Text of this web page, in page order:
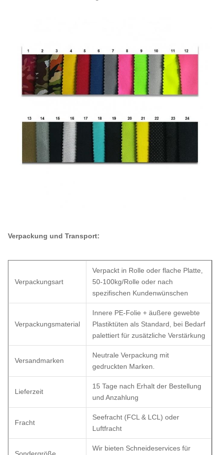
Verpackung und Transport:
Verpackungsart
Verpackt in Rolle oder flache Platte,
50-100kg/Rolle oder nach
spezifischen Kundenwünschen
Verpackungsmaterial
Innere PE-Folie + äußere gewebte
Plastiktüten als Standard, bei Bedarf
palettiert für zusätzliche Verstärkung
Versandmarken
Neutrale Verpackung mit
gedruckten Marken.
Lieferzeit
15 Tage nach Erhalt der Bestellung
und Anzahlung
Fracht
Seefracht (FCL & LCL) oder
Luftfracht
Wir bieten Schneideservices für